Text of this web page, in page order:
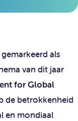
als
van dit jaar
for Global
de betrokkenheid
en mondiaal